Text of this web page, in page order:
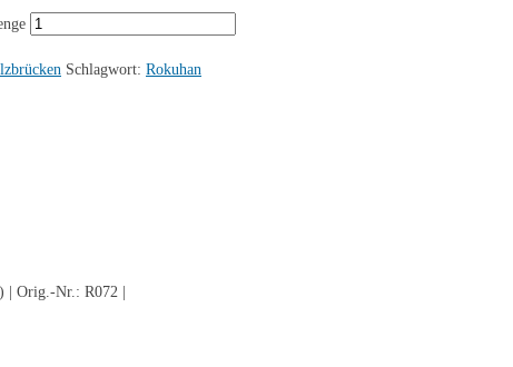
Schlagwort: Rokuhan
| Orig.-Nr.: R072 |